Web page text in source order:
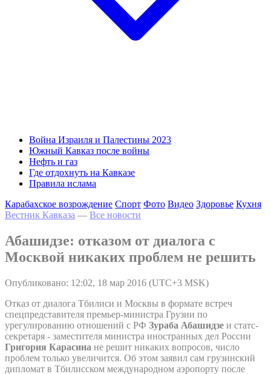
Война Израиля и Палестины 2023
Южный Кавказ после войны
Нефть и газ
Где отдохнуть на Кавказе
Правила ислама
Карабахское возрождение Спорт Фото Видео Здоровье Кухня
Вестник Кавказа — Все новости
Абашидзе: отказом от диалога с
Москвой никаких проблем не решить
Опубликовано: 12:02, 18 мар 2016 (UTC+3 MSK)
Отказ от диалога Тбилиси и Москвы в формате встреч
спецпредставителя премьер-министра Грузии по
урегулированию отношений с РФ Зураба Абашидзе и статс-
секретаря - заместителя министра иностранных дел России
Григория Карасина не решит никаких вопросов, число
проблем только увеличится. Об этом заявил сам грузинский
дипломат в Тбилисском международном аэропорту после